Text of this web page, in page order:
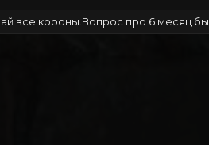
все короны.Вопрос про 6 месяц